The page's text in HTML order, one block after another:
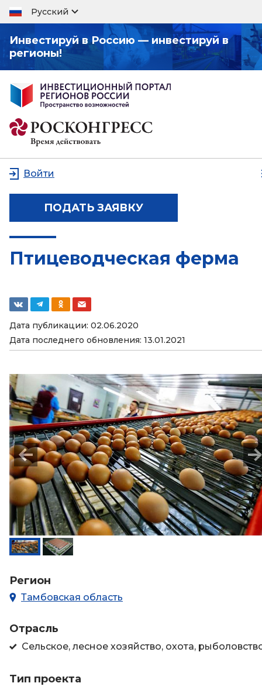
Русский
Инвестируй в Россию — инвестируй в
регионы!
ПОДАТЬ ЗАЯВКУ
Войти
Птицеводческая ферма
Дата публикации: 02.06.2020
Дата последнего обновления: 13.01.2021
Регион
Тамбовская область
Отрасль
Сельское, лесное хозяйство, охота,
Тип проекта